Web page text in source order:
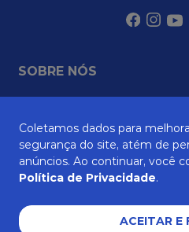
SOBRE NÓS
ATENDIMENTO
Coletamos dados para
segurança do site, atém de
anúncios. Ao continuar, você
Política de Privacidade.
ACEITAR E